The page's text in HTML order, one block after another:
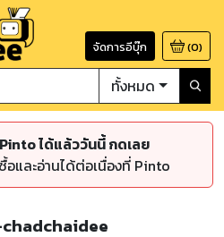
จัดการอีบุ๊ก (0)
ทั้งหมด
ได้แล้ววันนี้ กดเลย
และอ่านได้ต่อเนื่องที่ Pinto